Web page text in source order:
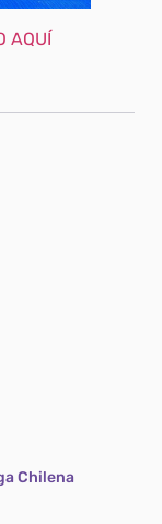
AQUÍ
Chilena